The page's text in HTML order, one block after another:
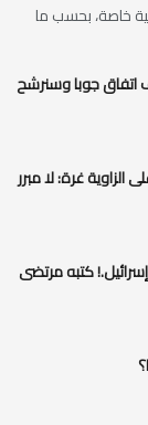
خاصة، بحسب ما
اتفاق جوبا وسنرشح
غرة: لا مبرر
كتبه مرتضى